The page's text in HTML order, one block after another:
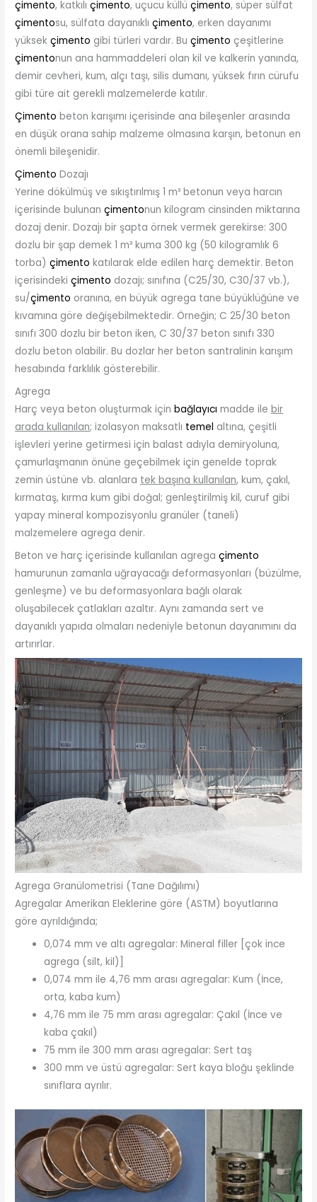
çimento, katkılıçimento, uçucu küllüçimento, süper sülfat
çimentosu, sülfata dayanıklı çimento, erken dayanımı
yüksekçimento gibi türleri vardır. Buçimento çeşitlerine
çimentonun ana hammaddeleri olan kil ve kalkerin yanında,
demir cevheri, kum, alçı taşı, silis dumanı, yüksek fırın cürufu
gibi türe ait gerekli malzemelerde katılır.
Çimento beton karışımı içerisinde ana bileşenler arasında
en düşük orana sahip malzeme olmasına karşın, betonun en
önemli bileşenidir.
Çimento Dozajı
Yerine dökülmüş ve sıkıştırılmış 1 m³ betonun veya harcın
içerisinde bulunançimentonun kilogram cinsinden miktarına
dozaj denir. Dozajı bir şapta örnek vermek gerekirse: 300
dozlu bir şap demek 1 m³ kuma 300 kg (50 kilogramlık 6
torba)çimento katılarak elde edilen harç demektir. Beton
içerisindeki çimento dozajı; sınıfına (C25/30, C30/37 vb.),
su/çimento oranına, en büyük agrega tane büyüklüğüne ve
kıvamına göre değişebilmektedir. Örneğin; C 25/30 beton
sınıfı 300 dozlu bir beton iken, C 30/37 beton sınıfı 330
dozlu beton olabilir. Bu dozlar her beton santralinin karışım
hesabında farklılık gösterebilir.
Agrega
Harç veya beton oluşturmak içinbağlayıcı madde ilebir
arada kullanılan; izolasyon maksatlı temel altına, çeşitli
işlevleri yerine getirmesi için balast adıyla demiryoluna,
çamurlaşmanın önüne geçebilmek için genelde toprak
zemin üstüne vb. alanlara tek başına kullanılan, kum, çakıl,
kırmataş, kırma kum gibi doğal; genleştirilmiş kil, curuf gibi
yapay mineral kompozisyonlu granüler (taneli)
malzemelere agrega denir.
Beton ve harç içerisinde kullanılan agregaçimento
hamurunun zamanla uğrayacağı deformasyonları (büzülme,
genleşme) ve bu deformasyonlara bağlı olarak
oluşabilecek çatlakları azaltır. Aynı zamanda sert ve
dayanıklı yapıda olmaları nedeniyle betonun dayanımını da
artırırlar.
Agrega Granülometrisi (Tane Dağılımı)
Agregalar Amerikan Eleklerine göre (ASTM) boyutlarına
göre ayrıldığında;
0,074 mm ve altı agregalar: Mineral filler [çok ince
agrega (silt, kil)]
0,074 mm ile 4,76 mm arası agregalar: Kum (İnce,
orta, kaba kum)
4,76 mm ile 75 mm arası agregalar: Çakıl (İnce ve
kaba çakıl)
75 mm ile 300 mm arası agregalar: Sert taş
300 mm ve üstü agregalar: Sert kaya bloğu şeklinde
sınıflara ayrılır.